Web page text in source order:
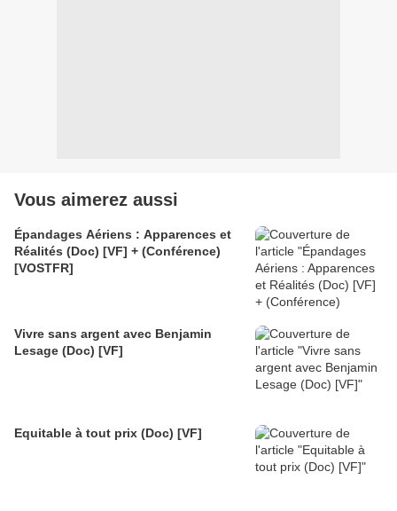
Vous aimerez aussi
Épandages Aériens : Apparences et
Réalités (Doc) [VF] + (Conférence)
[VOSTFR]
Vivre sans argent avec Benjamin
Lesage (Doc) [VF]
Equitable à tout prix (Doc) [VF]